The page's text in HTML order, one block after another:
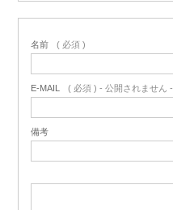
名前 ( 必須 )
E-MAIL ( 必須 ) - 公開されません -
備考